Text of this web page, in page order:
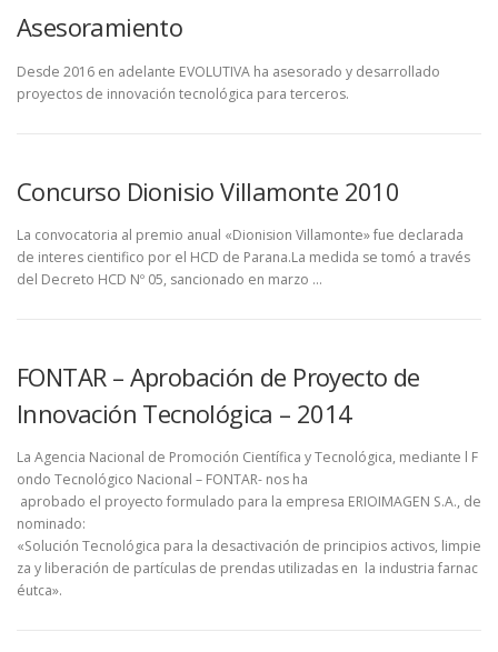
Asesoramiento
Desde 2016 en adelante EVOLUTIVA ha asesorado y desarrollado
proyectos de innovación tecnológica para terceros.
Concurso Dionisio Villamonte 2010
La convocatoria al premio anual «Dionision Villamonte» fue declarada
de interes cientifico por el HCD de Parana.La medida se tomó a través
del Decreto HCD Nº 05, sancionado en marzo …
FONTAR – Aprobación de Proyecto de
Innovación Tecnológica – 2014
La Agencia Nacional de Promoción Científica y Tecnológica, mediante l F
ondo Tecnológico Nacional – FONTAR- nos ha
aprobado el proyecto formulado para la empresa ERIOIMAGEN S.A., de
nominado:
«Solución Tecnológica para la desactivación de principios activos, limpie
za y liberación de partículas de prendas utilizadas en la industria farnac
éutca».